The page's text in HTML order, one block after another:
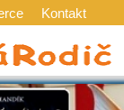
Kontakt